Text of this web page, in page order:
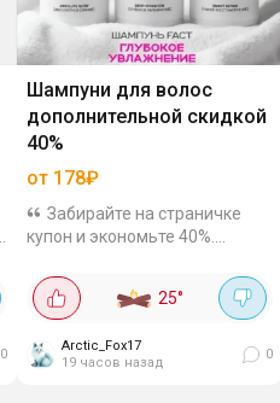
0
Шампуни для волос
дополнительной скидкой
40%
от 178₽
Забирайте на страничке
купон и экономьте 40%.
литр, на выбор
восстанавливающие,
Цены выходят от 178 рублей,
за такой...
25°
Arctic_Fox17
19 часов назад
0